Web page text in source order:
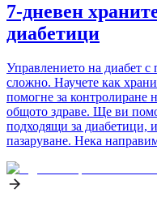
7-дневен
диабетици
Управлението на диабет с
сложно. Научете как
помогне за контролиране
общото здраве. Ще ви
подходящи за диабетици,
пазаруване. Нека